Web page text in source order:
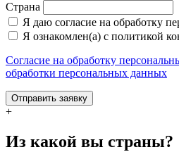
Страна
Я даю согласие на обработку
Я ознакомлен(а) с политикой
Согласие на обработку
обработки персональных данных
Отправить заявку
+
Из какой вы страны?